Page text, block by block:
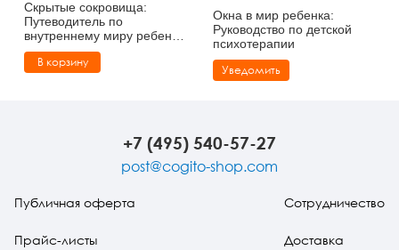
Скрытые сокровища:
Путеводитель по
внутреннему миру ребенка
(pdf)
В корзину
Окна в мир ребенка:
Руководство по детской
психотерапии
Уведомить
+7 (495) 540-57-27
post@cogito-shop.com
Публичная оферта
Прайс-листы
Сотрудничество
Доставка